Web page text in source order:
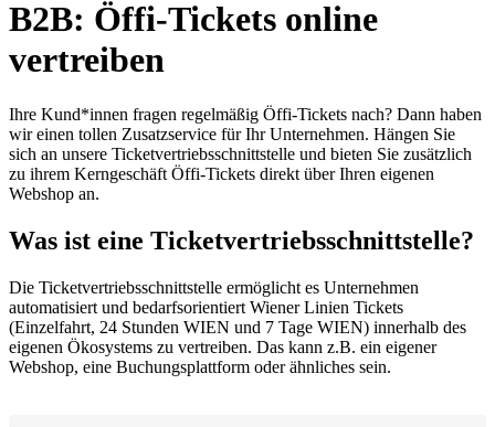
B2B: Öffi-Tickets online
vertreiben
Ihre Kund*innen fragen regelmäßig Öffi-Tickets nach? Dann haben
wir einen tollen Zusatzservice für Ihr Unternehmen. Hängen Sie
sich an unsere Ticketvertriebsschnittstelle und bieten Sie zusätzlich
zu ihrem Kerngeschäft Öffi-Tickets direkt über Ihren eigenen
Webshop an.
Was ist eine Ticketvertriebsschnittstelle?
Die Ticketvertriebsschnittstelle ermöglicht es Unternehmen
automatisiert und bedarfsorientiert Wiener Linien Tickets
(Einzelfahrt, 24 Stunden WIEN und 7 Tage WIEN) innerhalb des
eigenen Ökosystems zu vertreiben. Das kann z.B. ein eigener
Webshop, eine Buchungsplattform oder ähnliches sein.